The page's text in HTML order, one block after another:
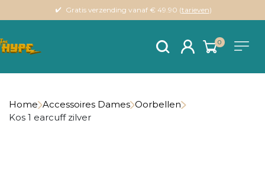
Gratis verzending vanaf € 49.90 (tarieven)
0
Home Accessoires Dames Oorbellen
Kos 1 earcuff zilver